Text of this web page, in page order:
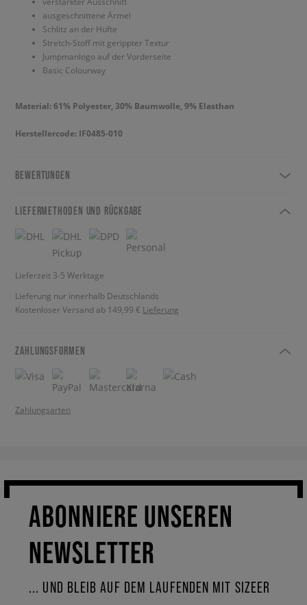
ausgeschnittene Ärmel
Schlitz an der Hüfte
Stretch-Stoff mit gerippter Textur
Jumpmanlogo auf der Vorderseite
Basic Colourway
Material: 61% Polyester, 30% Baumwolle, 9% Elasthan
Herstellercode: IF0485-010
BEWERTUNGEN
LIEFERMETHODEN UND RÜCKGABE
Lieferzeit 3-5 Werktage
Lieferung nur innerhalb Deutschlands
Kostenloser Versand ab 149,99 € Lieferung
ZAHLUNGSFORMEN
Zahlungsarten
ABONNIERE UNSEREN
NEWSLETTER
... UND BLEIB AUF DEM LAUFENDEN MIT SIZEER